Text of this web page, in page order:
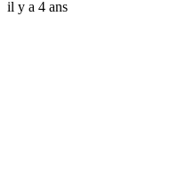
il y a 4 ans